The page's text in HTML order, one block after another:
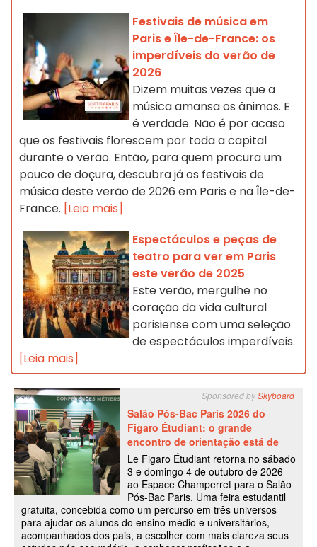
Festivais de música em
Paris e Île-de-France: os
imperdíveis do verão de
2026
Dizem muitas vezes que a
música amansa os ânimos. E
é verdade. Não é por acaso
que os festivais florescem por toda a capital
durante o verão. Então, para quem procura um
pouco de doçura, descubra já os festivais de
música deste verão de 2026 em Paris e na Île-de-
France. [Leia mais]
Espectáculos e peças de
teatro para ver em Paris
este verão de 2025
Este verão, mergulhe no
coração da vida cultural
parisiense com uma seleção
de espectáculos imperdíveis.
[Leia mais]